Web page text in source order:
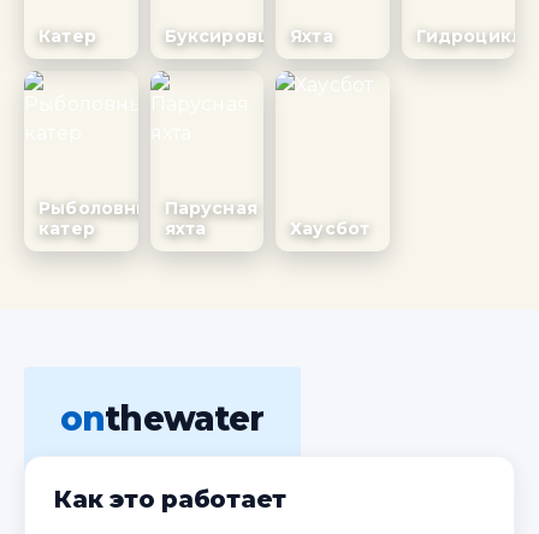
Катер БуксировщикЯхта Гидроцикл
Рыболовный
катер
Парусная
яхта
Хаусбот
onthewater
Как это работает